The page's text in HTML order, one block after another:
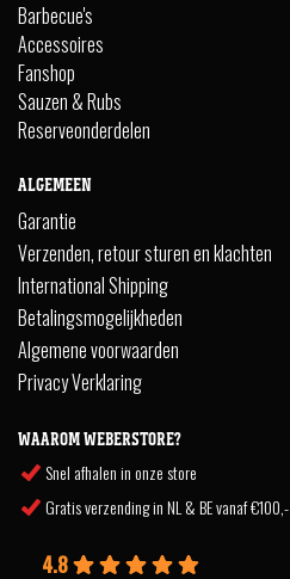
Barbecue's
Accessoires
Fanshop
Sauzen & Rubs
Reserveonderdelen
ALGEMEEN
Garantie
Verzenden, retour sturen en klachten
International Shipping
Betalingsmogelijkheden
Algemene voorwaarden
Privacy Verklaring
WAAROM WEBERSTORE?
Snel afhalen in onze store
Gratis verzending in NL & BE vanaf €100,-
4.8